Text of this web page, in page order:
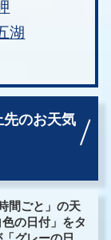
湖
先のお天気
間ごと」の天
の日付」をタ